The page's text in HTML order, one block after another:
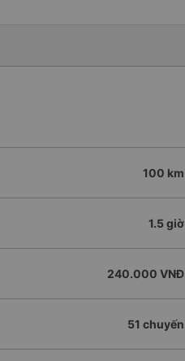
100 km
1.5 giờ
240.000 VNĐ
51 chuyến